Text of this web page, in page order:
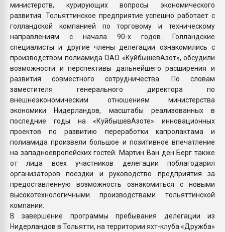
министерств, курирующих вопросы экономического
развития. Тольяттинское предприятие успешно работает с
голландской компанией по торговому и техническому
направлениям с начала 90-х годов. Голландские
специалисты и другие члены делегации ознакомились с
производством полиамида ОАО «КуйбышевАзот», обсудили
возможности и перспективы дальнейшего расширения и
развития совместного сотрудничества. По словам
заместителя генерального директора по
внешнеэкономическим отношениям министерства
экономики Нидерландов, масштабы реализованных в
последние годы на «КуйбышевАзоте» инновационных
проектов по развитию переработки капролактама и
полиамида произвели большое и позитивное впечатление
на западноевропейских гостей. Мартин Ван ден Берг также
от лица всех участников делегации поблагодарил
организаторов поездки и руководство предприятия за
предоставленную возможность ознакомиться с новыми
высокотехнологичными производствами тольяттинской
компании.
В завершение программы пребывания делегации из
Нидерландов в Тольятти, на территории яхт-клуба «Дружба»